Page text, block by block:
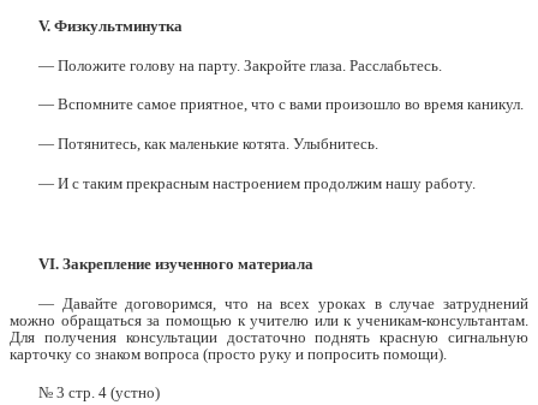
V. Физкультминутка
— Положите голову на парту. Закройте глаза. Расслабьтесь.
— Вспомните самое приятное, что с вами произошло во время каникул.
— Потянитесь, как маленькие котята. Улыбнитесь.
— И с таким прекрасным настроением продолжим нашу работу.
VI. Закрепление изученного материала
— Давайте договоримся, что на всех уроках в случае затруднений
можно обращаться за помощью к учителю или к ученикам-консультантам.
Для получения консультации достаточно поднять красную сигнальную
карточку со знаком вопроса (просто руку и попросить помощи).
№ 3 стр. 4 (устно)